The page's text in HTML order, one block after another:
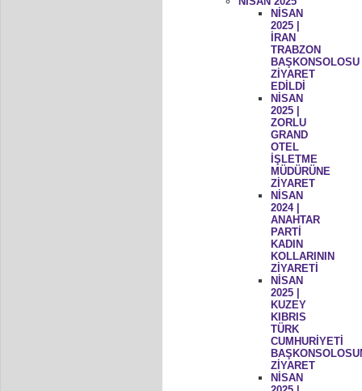
NİSAN
2025 |
İRAN
TRABZON
BAŞKONSOLOSU
ZİYARET
EDİLDİ
NİSAN
2025 |
ZORLU
GRAND
OTEL
İŞLETME
MÜDÜRÜNE
ZİYARET
NİSAN
2024 |
ANAHTAR
PARTİ
KADIN
KOLLARININ
ZİYARETİ
NİSAN
2025 |
KUZEY
KIBRIS
TÜRK
CUMHURİYETİ
ZİYARET
NİSAN